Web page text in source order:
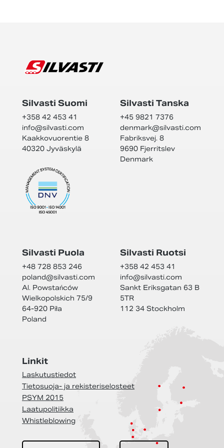
Silvasti Suomi
+358 42 453 41
info@silvasti.com
Kaakkovuorentie 8
40320 Jyväskylä
Silvasti Tanska
+45 9821 7376
denmark@silvasti.com
Fabriksvej. 8
9690 Fjerritslev
Denmark
Silvasti Puola
+48 728 853 246
poland@silvasti.com
Al. Powstańców
Wielkopolskich 75/9
64-920 Piła
Poland
Silvasti Ruotsi
+358 42 453 41
info@silvasti.com
Sankt Eriksgatan 63 B
5TR
112 34 Stockholm
Linkit
Laskutustiedot
Tietosuoja- ja rekisteriselosteet
PSYM 2015
Laatupolitiikka
Whistleblowing